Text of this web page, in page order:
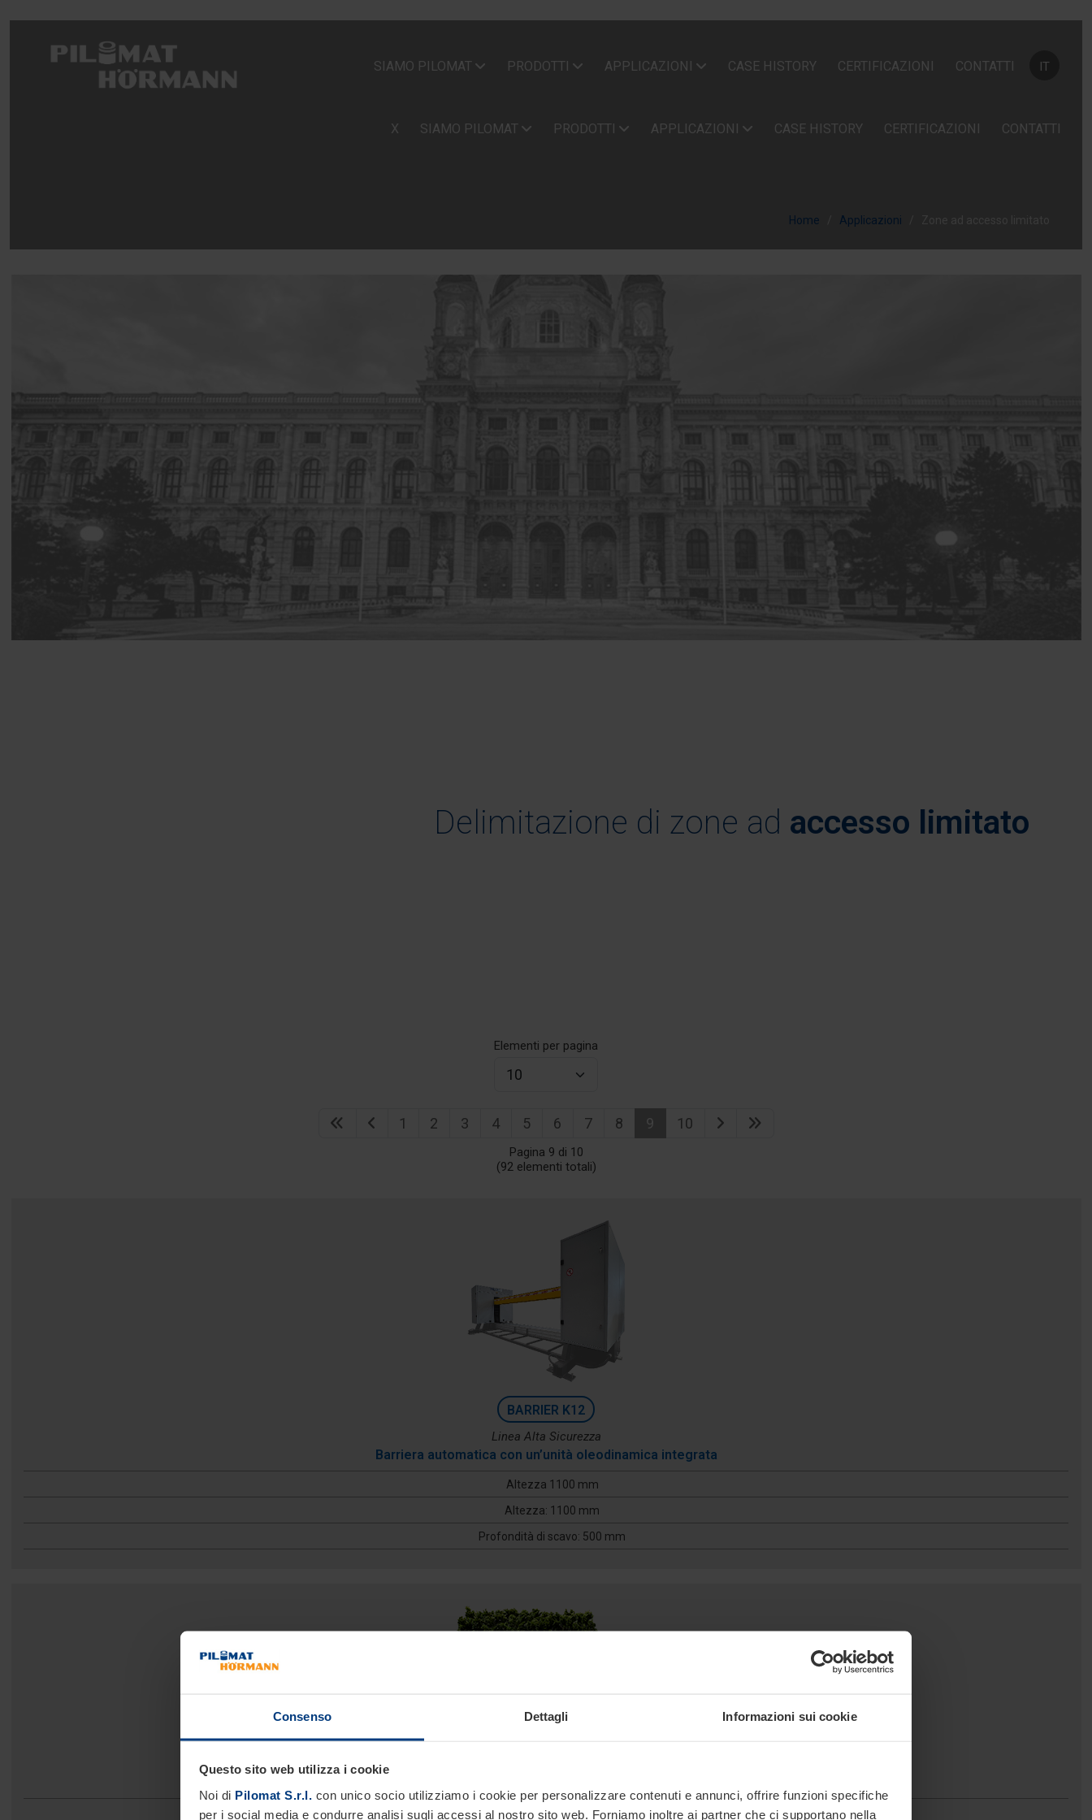
Consenso Dettagli Informazioni sui cookie
Questo sito web utilizza i cookie
Noi di Pilomat S.r.l. con unico socio utilizziamo i cookie per personalizzare contenuti e annunci, offrire funzioni specifiche
per i social media e condurre analisi sugli accessi al nostro sito web. Forniamo inoltre ai partner che ci supportano nella
SIAMO PILOMAT PRODOTTI APPLICAZIONI CASE HISTORY CERTIFICAZIONI CONTATTI IT
X SIAMO PILOMAT PRODOTTI APPLICAZIONI CASE HISTORY CERTIFICAZIONI CONTATTI
Home Applicazioni
Delimitazione di zone ad accesso limitato
Elementi per pagina
1 2 3 4 5 6 7 8 9 10
Pagina 9 di 10
(92 elementi totali)
BARRIER K12
Linea Alta Sicurezza
Barriera automatica con un’unità oleodinamica integrata
Altezza 1100 mm
Altezza: 1100 mm
Profondità di scavo: 500 mm
City Gate Big